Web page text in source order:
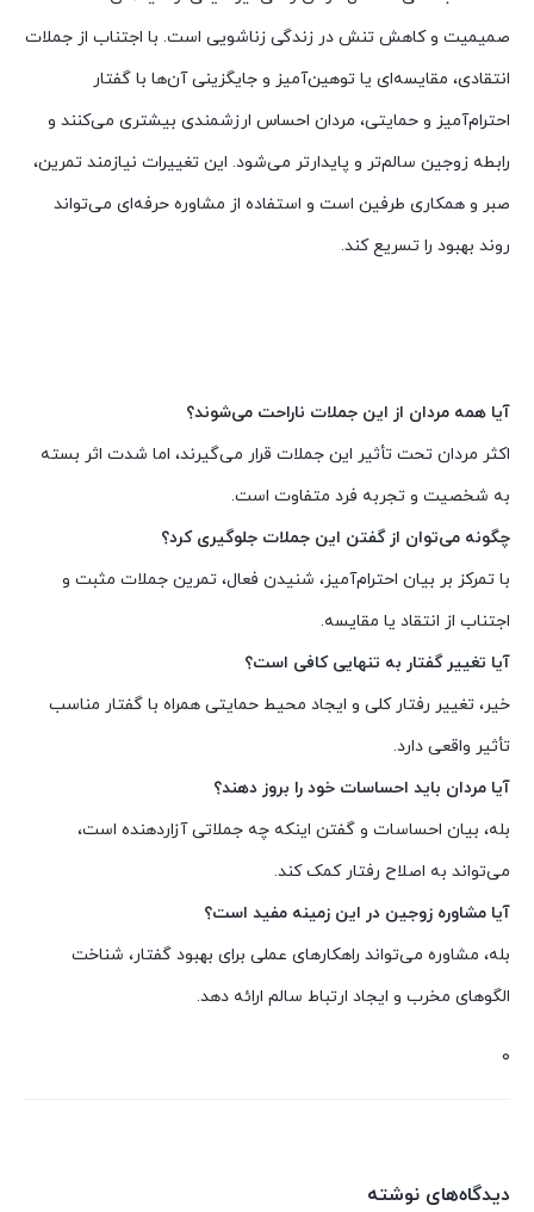
صمیمیت و کاهش تنش در زندگی زناشویی است. با اجتناب از جملات
انتقادی، مقایسه‌ای یا توهین‌آمیز و جایگزینی آن‌ها با گفتار
احترام‌آمیز و حمایتی، مردان احساس ارزشمندی بیشتری می‌کنند و
رابطه زوجین سالم‌تر و پایدارتر می‌شود. این تغییرات نیازمند تمرین،
صبر و همکاری طرفین است و استفاده از مشاوره حرفه‌ای می‌تواند
روند بهبود را تسریع کند.
آیا همه مردان از این جملات ناراحت می‌شوند؟
اکثر مردان تحت تأثیر این جملات قرار می‌گیرند، اما شدت اثر بسته
به شخصیت و تجربه فرد متفاوت است.
چگونه می‌توان از گفتن این جملات جلوگیری کرد؟
با تمرکز بر بیان احترام‌آمیز، شنیدن فعال، تمرین جملات مثبت و
اجتناب از انتقاد یا مقایسه.
آیا تغییر گفتار به تنهایی کافی است؟
خیر، تغییر رفتار کلی و ایجاد محیط حمایتی همراه با گفتار مناسب
تأثیر واقعی دارد.
آیا مردان باید احساسات خود را بروز دهند؟
بله، بیان احساسات و گفتن اینکه چه جملاتی آزاردهنده است،
می‌تواند به اصلاح رفتار کمک کند.
آیا مشاوره زوجین در این زمینه مفید است؟
بله، مشاوره می‌تواند راهکارهای عملی برای بهبود گفتار، شناخت
الگوهای مخرب و ایجاد ارتباط سالم ارائه دهد.
0
دیدگاه‌های نوشته